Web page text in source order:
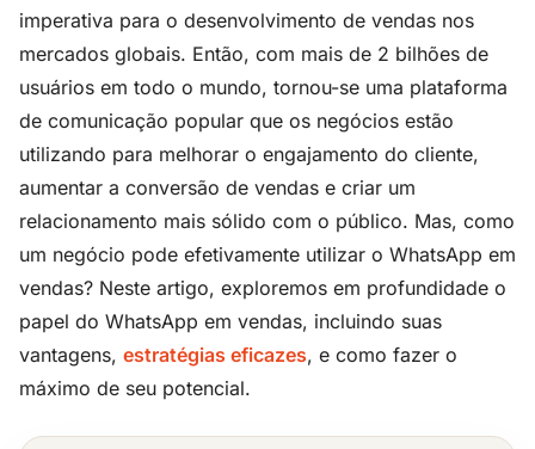
imperativa para o desenvolvimento de vendas nos
mercados globais. Então, com mais de 2 bilhões de
usuários em todo o mundo, tornou-se uma plataforma
de comunicação popular que os negócios estão
utilizando para melhorar o engajamento do cliente,
aumentar a conversão de vendas e criar um
relacionamento mais sólido com o público. Mas, como
um negócio pode efetivamente utilizar o WhatsApp em
vendas? Neste artigo, exploremos em profundidade o
papel do WhatsApp em vendas, incluindo suas
vantagens, estratégias eficazes, e como fazer o
máximo de seu potencial.